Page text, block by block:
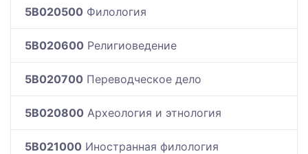
5B020500 Филология
5B020600 Религиоведение
5B020700 Переводческое дело
5B020800 Археология и этнология
5B021000 Иностранная филология